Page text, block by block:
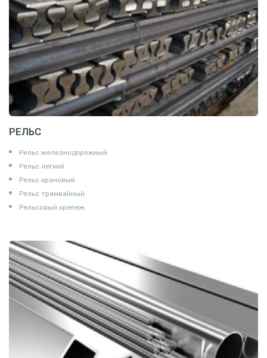
РЕЛЬС
Рельс железнодорожный
Рельс легкий
Рельс крановый
Рельс трамвайный
Рельсовый крепеж